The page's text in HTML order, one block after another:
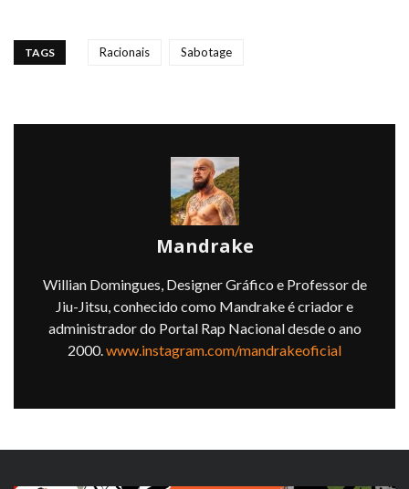
TAGS Racionais Sabotage
Mandrake
Willian Domingues, Designer Gráfico e Professor de
Jiu-Jitsu, conhecido como Mandrake é criador e
administrador do Portal Rap Nacional desde o ano
2000. www.instagram.com/mandrakeoficial